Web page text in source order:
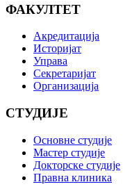
ФАКУЛТЕТ
Акредитација
Историјат
Управа
Секретаријат
Организација
СТУДИЈЕ
Основне студије
Мастер студије
Докторске студије
Правна клиника